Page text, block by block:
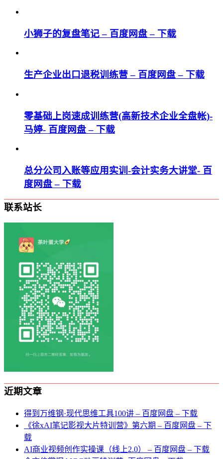
小狮子的复盘笔记 – 百度网盘 – 下载
生产企业出口退税训练营 – 百度网盘 – 下载
零基础上岗速成训练营(高新技术企业全盘帐)-
马婷- 百度网盘 – 下载
总分公司入账等应用实训-会计实务大讲堂- 百
度网盘 – 下载
联系站长
近期文章
得到万维钢·现代思维⼯具100讲 – 百度网盘 – 下载
《徐xAI笔记影视大片特训营》第六期 – 百度网盘 – 下
载
AI商业视频创作实操课（线上2.0） – 百度网盘 – 下载